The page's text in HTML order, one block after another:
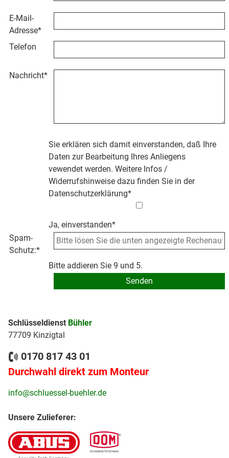
E-Mail-
Adresse*
Telefon
Nachricht*
Sie erklären sich damit einverstanden, daß Ihre
Daten zur Bearbeitung Ihres Anliegens
vewendet werden. Weitere Infos /
Widerrufshinweise dazu finden Sie in der
Datenschutzerklärung*
Ja, einverstanden*
Spam-
Schutz:*
Bitte addieren Sie 9 und 5.
Schlüsseldienst Bühler
77709 Kinzigtal
0170 817 43 01
Durchwahl direkt zum Monteur
info@schluessel-buehler.de
Unsere Zulieferer: